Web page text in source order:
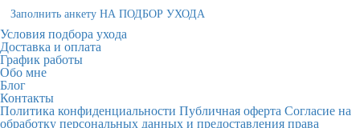
Заполнить анкету НА ПОДБОР УХОДА
Условия подбора ухода
Доставка и оплата
График работы
Обо мне
Блог
Контакты
Политика конфиденциальности Публичная оферта Согласие на
обработку персональных данных и предоставления права